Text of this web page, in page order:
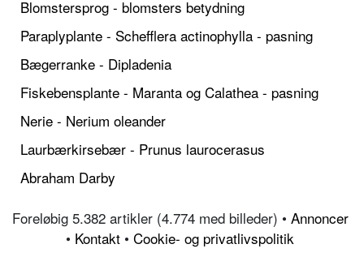
Blomstersprog - blomsters betydning
Paraplyplante - Schefflera actinophylla - pasning
Bægerranke - Dipladenia
Fiskebensplante - Maranta og Calathea - pasning
Nerie - Nerium oleander
Laurbærkirsebær - Prunus laurocerasus
Abraham Darby
Foreløbig 5.382 artikler (4.774 med billeder) • Annoncer
• Kontakt • Cookie- og privatlivspolitik